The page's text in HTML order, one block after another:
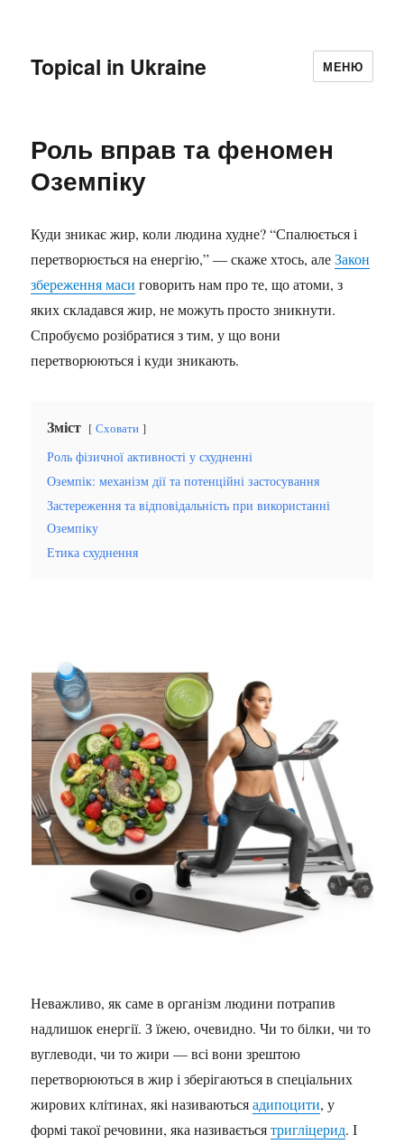
Topical in Ukraine МЕНЮ
Роль вправ та феномен
Оземпіку
Куди зникає жир, коли людина худне? “Спалюється і
перетворюється на енергію,” — скаже хтось, алеЗакон
збереження маси говорить нам про те, що атоми, з
яких складався жир, не можуть просто зникнути.
Спробуємо розібратися з тим, у що вони
перетворюються і куди зникають.
Зміст Сховати
Роль фізичної активності у схудненні
Оземпік: механізм дії та потенційні застосування
Застереження та відповідальність при використанні
Оземпіку
Етика схуднення
Неважливо, як саме в організм людини потрапив
надлишок енергії. З їжею, очевидно. Чи то білки, чи то
вуглеводи, чи то жири — всі вони зрештою
перетворюються в жир і зберігаються в спеціальних
жирових клітинах, які називаютьсяадипоцити, у
формі такої речовини, яка називаєтьсятригліцерид. І